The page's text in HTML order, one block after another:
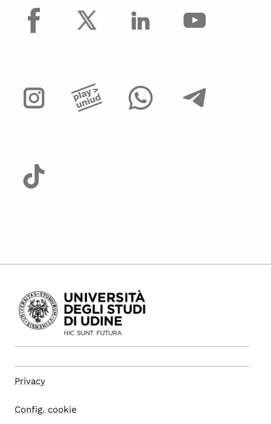
facebook
Privacy
Config. cookie